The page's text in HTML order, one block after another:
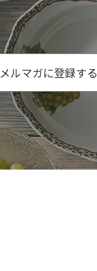
メルマガに登録する